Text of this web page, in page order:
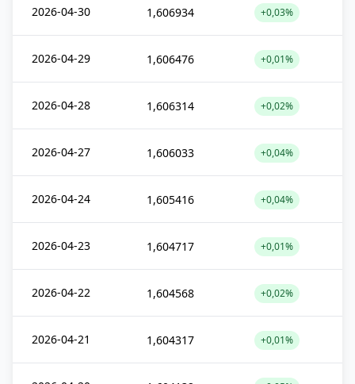
2026-04-30 1,606934 +0,03%
2026-04-29 1,606476 +0,01%
2026-04-28 1,606314 +0,02%
2026-04-27 1,606033 +0,04%
2026-04-24 1,605416 +0,04%
2026-04-23 1,604717 +0,01%
2026-04-22 1,604568 +0,02%
2026-04-21 1,604317 +0,01%